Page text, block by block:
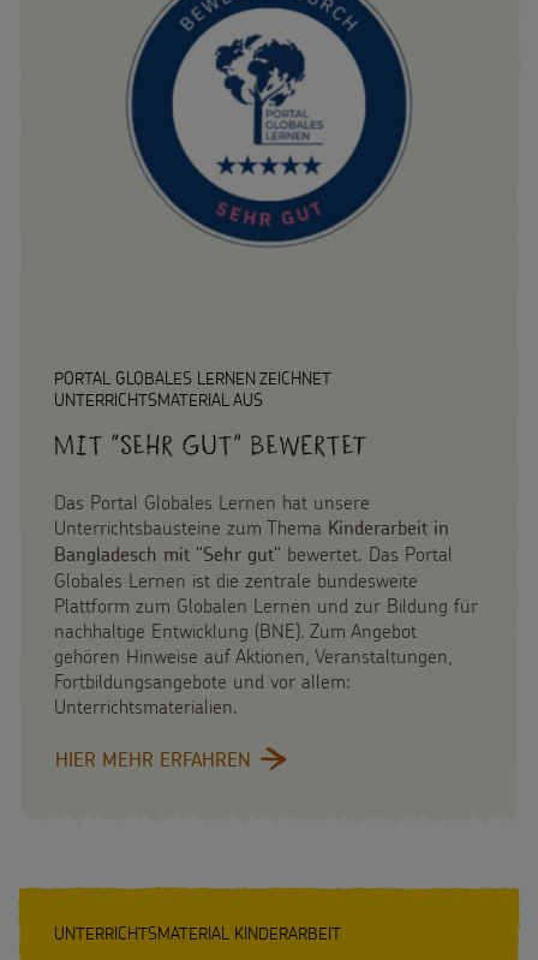
PORTAL GLOBALES LERNEN ZEICHNET
UNTERRICHTSMATERIAL AUS
Mit "Sehr gut" bewertet
Das Portal Globales Lernen hat unsere
Unterrichtsbausteine zum Thema Kinderarbeit in
Bangladesch mit "Sehr gut" bewertet. Das Portal
Globales Lernen ist die zentrale bundesweite
Plattform zum Globalen Lernen und zur Bildung für
nachhaltige Entwicklung (BNE). Zum Angebot
gehören Hinweise auf Aktionen, Veranstaltungen,
Fortbildungsangebote und vor allem:
Unterrichtsmaterialien.
HIER MEHR ERFAHREN
UNTERRICHTSMATERIAL KINDERARBEIT